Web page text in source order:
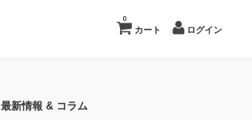
カート
0
ログイン
最新情報 & コラム